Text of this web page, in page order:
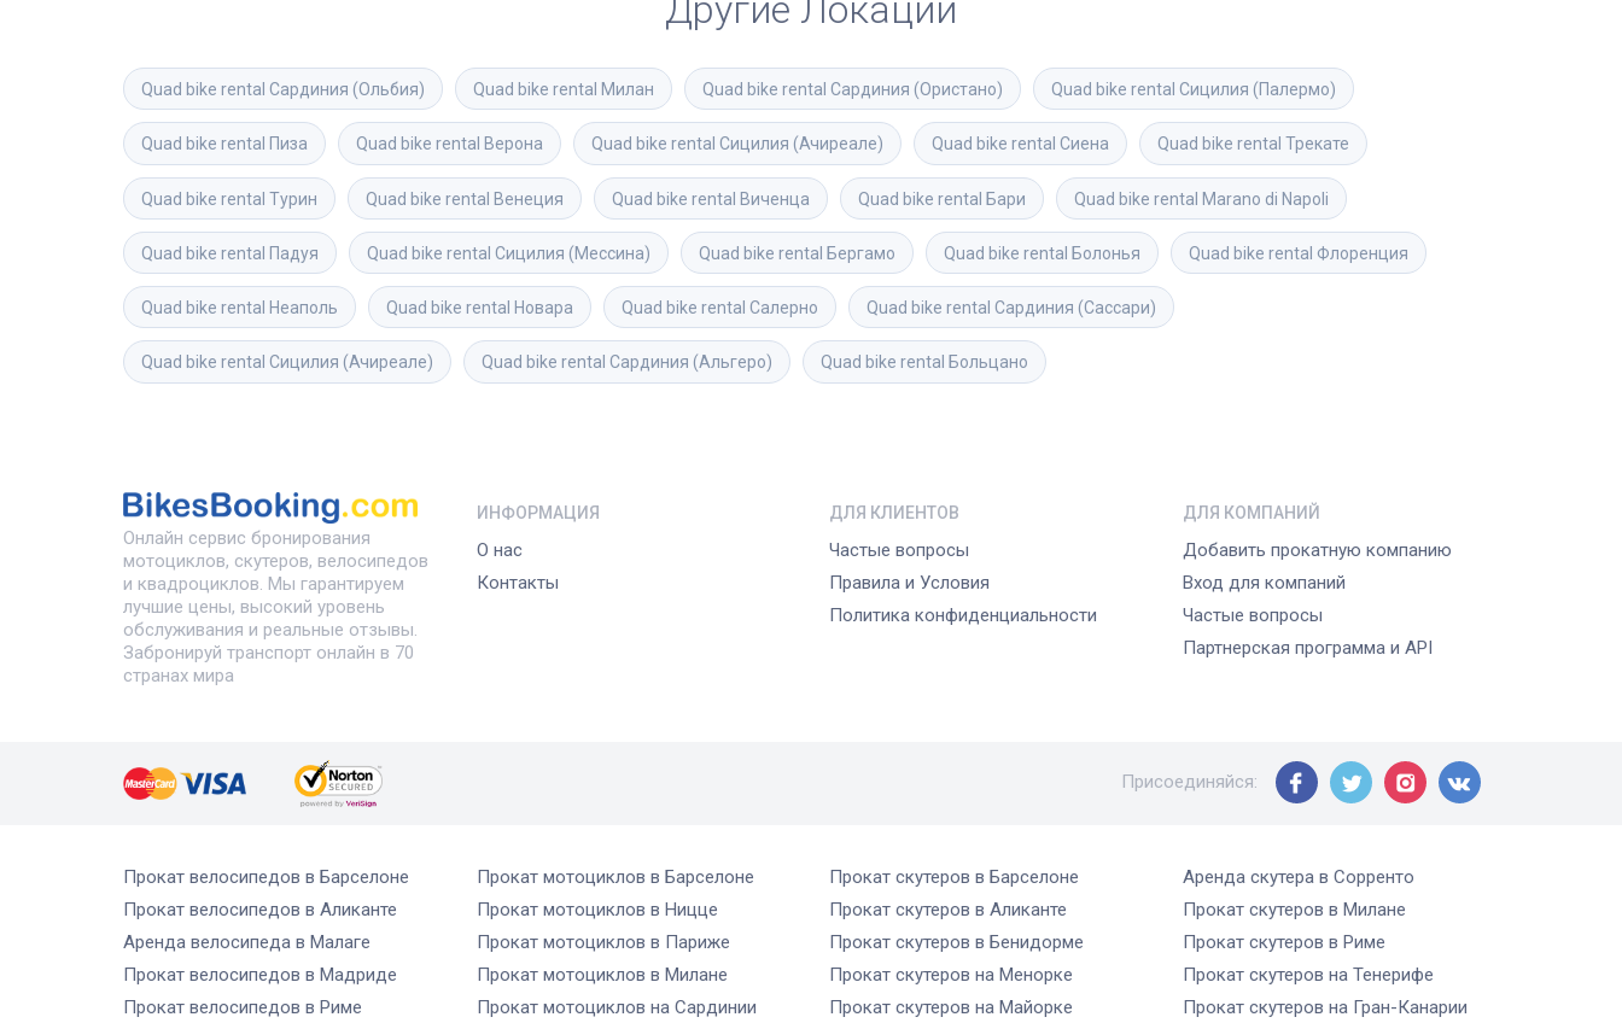
Другие Локации
Quad bike rental Сардиния (Ольбия) Quad bike rental Милан Quad bike rental Сардиния (Ористано) Quad bike rental Сицилия (Палермо)
Quad bike rental Пиза Quad bike rental Верона Quad bike rental Сицилия (Ачиреале) Quad bike rental Сиена Quad bike rental Трекате
Quad bike rental Турин Quad bike rental Венеция Quad bike rental Виченца Quad bike rental Бари Quad bike rental Marano di Napoli
Quad bike rental Падуя Quad bike rental Сицилия (Мессина) Quad bike rental Бергамо Quad bike rental Болонья Quad bike rental Флоренция
Quad bike rental Неаполь Quad bike rental Новара Quad bike rental Салерно Quad bike rental Сардиния (Сассари)
Quad bike rental Сицилия (Ачиреале) Quad bike rental Сардиния (Альгеро) Quad bike rental Больцано
Онлайн сервис бронирования
мотоциклов, скутеров, велосипедов
и квадроциклов. Мы гарантируем
лучшие цены, высокий уровень
обслуживания и реальные отзывы.
Забронируй транспорт онлайн в 70
странах мира
ИНФОРМАЦИЯ
О нас
Контакты
ДЛЯ КЛИЕНТОВ
Частые вопросы
Правила и Условия
Политика конфиденциальности
ДЛЯ КОМПАНИЙ
Добавить прокатную компанию
Вход для компаний
Частые вопросы
Партнерская программа и API
Присоединяйся:
Прокат велосипедов в Барселоне
Прокат велосипедов в Аликанте
Аренда велосипеда в Малаге
Прокат велосипедов в Мадриде
Прокат велосипедов в Риме
Прокат мотоциклов в Барселоне
Прокат мотоциклов в Ницце
Прокат мотоциклов в Париже
Прокат мотоциклов в Милане
Прокат мотоциклов на Сардинии
Прокат скутеров в Барселоне
Прокат скутеров в Аликанте
Прокат скутеров в Бенидорме
Прокат скутеров на Менорке
Прокат скутеров на Майорке
Аренда скутера в Сорренто
Прокат скутеров в Милане
Прокат скутеров в Риме
Прокат скутеров на Тенерифе
Прокат скутеров на Гран-Канарии